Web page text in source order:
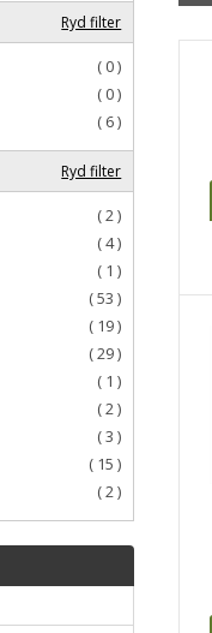
Ryd filter
( 0 )
( 0 )
( 6 )
Ryd filter
( 2 )
( 4 )
( 1 )
( 53 )
( 19 )
( 29 )
( 1 )
( 2 )
( 3 )
( 15 )
( 2 )